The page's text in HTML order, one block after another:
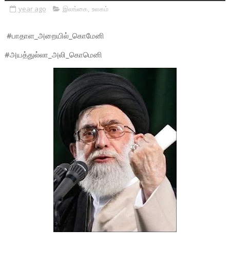
year ago இலங்கை, உலகம்
#பாதாள_அறையில்_கொமேனி
#அயத்துல்லா_அலி_கொமெனி